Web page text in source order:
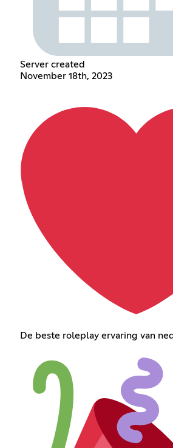
Server created
November 18th, 2023
De beste roleplay ervaring van